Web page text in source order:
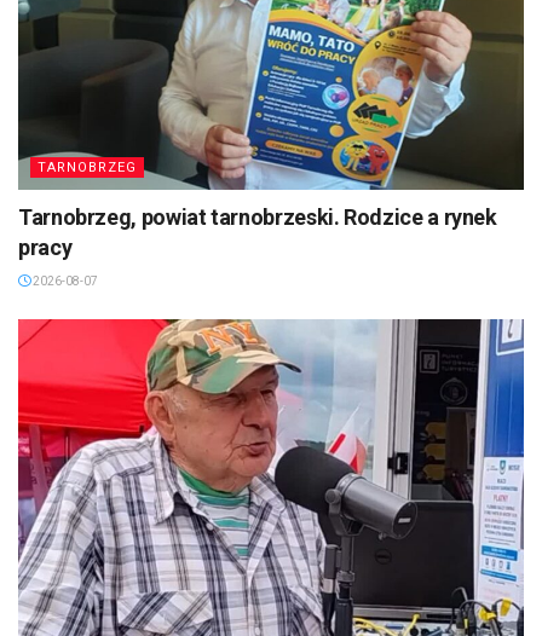
TARNOBRZEG
Tarnobrzeg, powiat tarnobrzeski. Rodzice a rynek
pracy
2026-08-07